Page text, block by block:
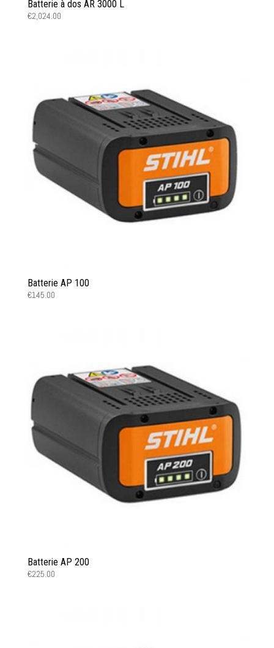
Batterie à dos AR 3000 L
€2,024.00
Batterie AP 100
€145.00
Batterie AP 200
€225.00